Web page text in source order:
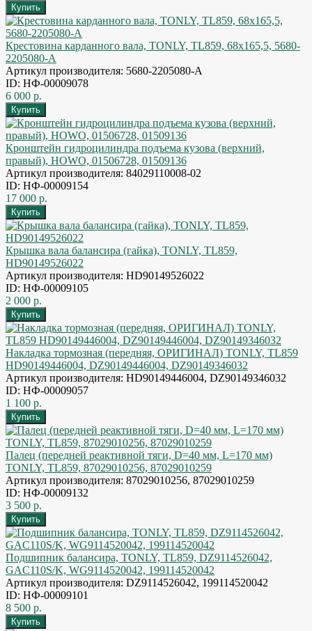
Крестовина карданного вала, TONLY, TL859, 68x165,5, 5680-
2205080-A
Артикул производителя: 5680-2205080-A
ID: НФ-00009078
6 000 р.
Кронштейн гидроцилиндра подъема кузова (верхний,
правый), HOWO, 01506728, 01509136
Артикул производителя: 84029110008-02
ID: НФ-00009154
17 000 р.
Крышка вала балансира (гайка), TONLY, TL859,
HD90149526022
Артикул производителя: HD90149526022
ID: НФ-00009105
2 000 р.
Накладка тормозная (передняя, ОРИГИНАЛ) TONLY, TL859
HD90149446004, DZ90149446004, DZ90149346032
Артикул производителя: HD90149446004, DZ90149346032
ID: НФ-00009057
1 100 р.
Палец (передней реактивной тяги, D=40 мм, L=170 мм)
TONLY, TL859, 87029010256, 87029010259
Артикул производителя: 87029010256, 87029010259
ID: НФ-00009132
3 500 р.
Подшипник балансира, TONLY, TL859, DZ9114526042,
GAC110S/K, WG9114520042, 199114520042
Артикул производителя: DZ9114526042, 199114520042
ID: НФ-00009101
8 500 р.